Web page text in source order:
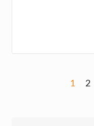
1 2